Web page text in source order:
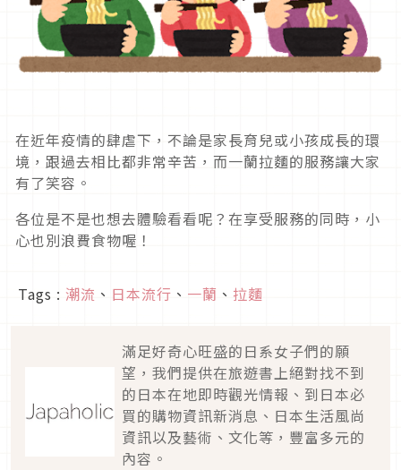
在近年疫情的肆虐下，不論是家長育兒或小孩成長的環
境，跟過去相比都非常辛苦，而一蘭拉麵的服務讓大家
有了笑容。
各位是不是也想去體驗看看呢？在享受服務的同時，小
心也別浪費食物喔！
Tags : 潮流 、 日本流行 、 一蘭 、 拉麵
滿足好奇心旺盛的日系女子們的願
望，我們提供在旅遊書上絕對找不到
的日本在地即時觀光情報、到日本必
買的購物資訊新消息、日本生活風尚
資訊以及藝術、文化等，豐富多元的
內容。